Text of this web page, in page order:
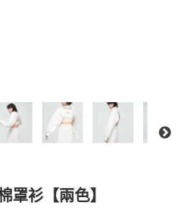
罩衫【兩色】